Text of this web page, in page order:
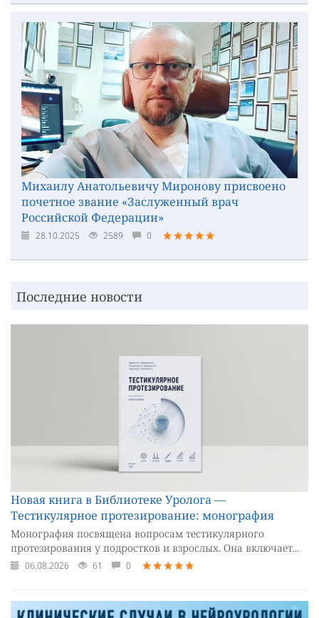
Михаилу Анатольевичу Миронову присвоено
почетное звание «Заслуженный врач
Российской Федерации»
28.10.2025 2589 0
Последние новости
Новая книга в Библиотеке Уролога —
Тестикулярное протезирование: монография
Монография посвящена вопросам тестикулярного
протезирования у подростков и взрослых. Она включает...
06.08.2026 61 0